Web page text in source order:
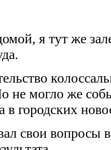
я тут же
не могло же
в городских
свои вопросы